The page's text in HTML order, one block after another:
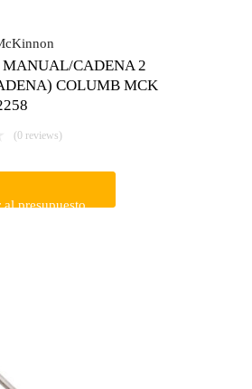
MANUAL/CADENA 2
COLUMB MCK
(0 reviews)
presupuesto